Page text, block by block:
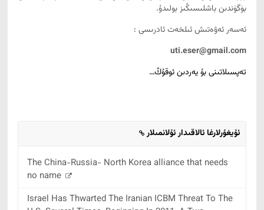
بۈگۈندىن باشلىسىڭىز بولىدۇ.
ئەسەر ئەۋەتىش ئىلخەت ئادرىسى :
uti.eser@gmail.com
تەپسىلاتىنى بۇ يەردىن ئوقۇڭ…
ئۇيغۇرلارغا ئالاقىدار ئۇلانمىلار
The China-Russia- North Korea alliance that needs
no name
Israel Has Thwarted The Iranian ICBM Threat To The